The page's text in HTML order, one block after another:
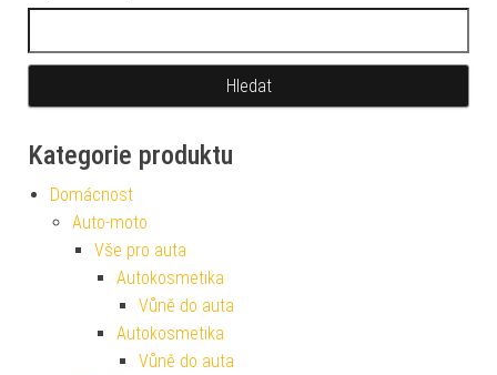
Kategorie produktu
Domácnost
Auto-moto
Vše pro auta
Autokosmetika
Vůně do auta
Autokosmetika
Vůně do auta